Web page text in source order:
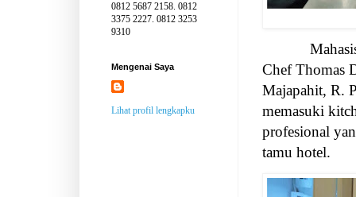
Chef Thomas
Majapahit, R.
memasuki
profesional
tamu hotel.
0812 5687 2158. 0812
3375 2227. 0812 3253
9310
Mengenai Saya
Lihat profil lengkapku